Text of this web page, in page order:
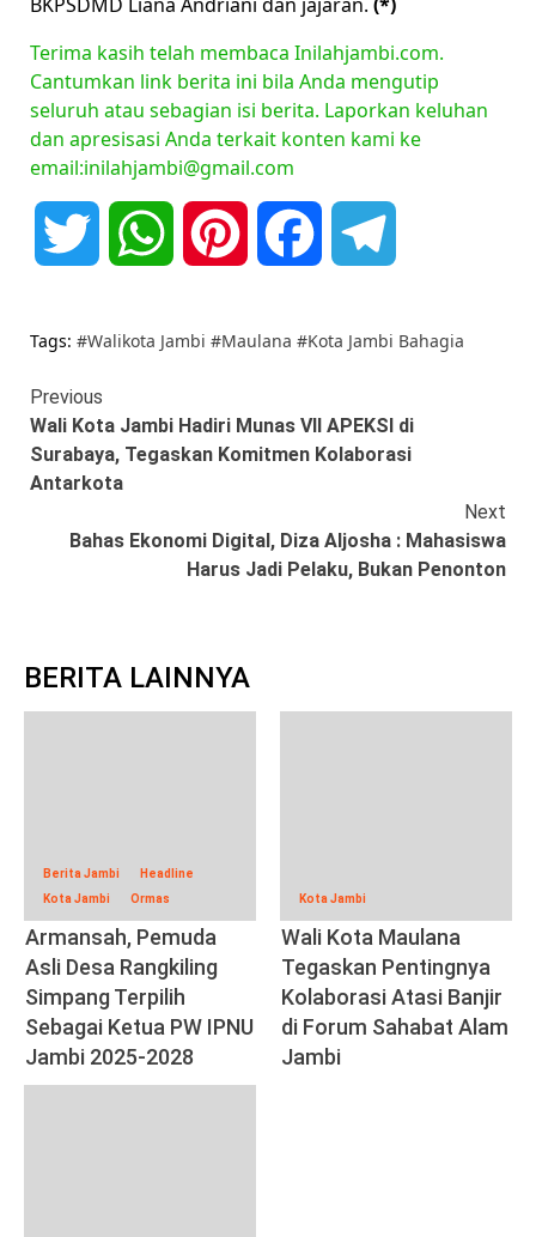
BKPSDMD Liana Andriani dan jajaran. (*)
Terima kasih telah membaca Inilahjambi.com.
Cantumkan link berita ini bila Anda mengutip
seluruh atau sebagian isi berita. Laporkan keluhan
dan apresisasi Anda terkait konten kami ke
email:inilahjambi@gmail.com
Twitter WhatsAppPinterest Facebook
Tags: #Walikota Jambi #Maulana #Kota Jambi Bahagia
Continue
Reading
Previous
Wali Kota Jambi Hadiri Munas VII APEKSI di
Surabaya, Tegaskan Komitmen Kolaborasi
Antarkota
Next
Bahas Ekonomi Digital, Diza Aljosha : Mahasiswa
Harus Jadi Pelaku, Bukan Penonton
BERITA LAINNYA
Berita Jambi
Headline
Kota Jambi
Ormas
Armansah, Pemuda
Asli Desa Rangkiling
Simpang Terpilih
Sebagai Ketua PW IPNU
Jambi 2025-2028
Kota Jambi
Wali Kota Maulana
Tegaskan Pentingnya
Kolaborasi Atasi Banjir
di Forum Sahabat Alam
Jambi